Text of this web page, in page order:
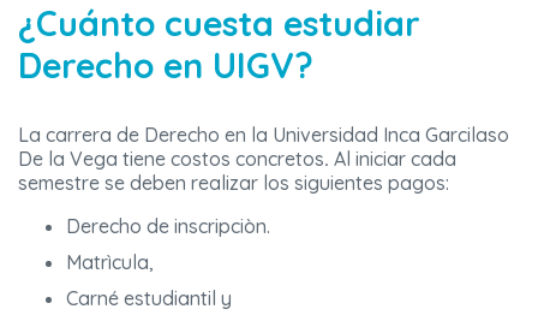
¿Cuánto cuesta estudiar
Derecho en UIGV?
La carrera de Derecho en la Universidad Inca Garcilaso
De la Vega tiene costos concretos. Al iniciar cada
semestre se deben realizar los siguientes pagos:
Derecho de inscripciòn.
Matrìcula,
Carné estudiantil y